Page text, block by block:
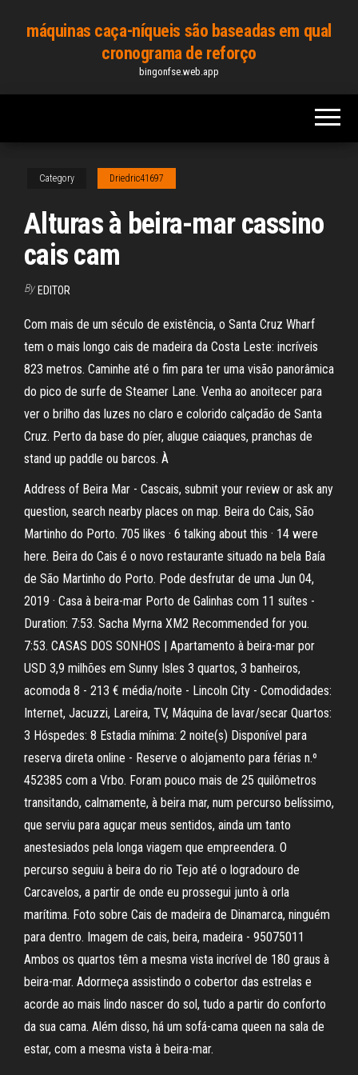
máquinas caça-níqueis são baseadas em qual
cronograma de reforço
bingonfse.web.app
Category Driedric41697
Alturas à beira-mar cassino
cais cam
By EDITOR
Com mais de um século de existência, o Santa Cruz Wharf
tem o mais longo cais de madeira da Costa Leste: incríveis
823 metros. Caminhe até o fim para ter uma visão panorâmica
do pico de surfe de Steamer Lane. Venha ao anoitecer para
ver o brilho das luzes no claro e colorido calçadão de Santa
Cruz. Perto da base do píer, alugue caiaques, pranchas de
stand up paddle ou barcos. À
Address of Beira Mar - Cascais, submit your review or ask any
question, search nearby places on map. Beira do Cais, São
Martinho do Porto. 705 likes · 6 talking about this · 14 were
here. Beira do Cais é o novo restaurante situado na bela Baía
de São Martinho do Porto. Pode desfrutar de uma Jun 04,
2019 · Casa à beira-mar Porto de Galinhas com 11 suítes -
Duration: 7:53. Sacha Myrna XM2 Recommended for you.
7:53. CASAS DOS SONHOS | Apartamento à beira-mar por
USD 3,9 milhões em Sunny Isles 3 quartos, 3 banheiros,
acomoda 8 - 213 € média/noite - Lincoln City - Comodidades:
Internet, Jacuzzi, Lareira, TV, Máquina de lavar/secar Quartos:
3 Hóspedes: 8 Estadia mínima: 2 noite(s) Disponível para
reserva direta online - Reserve o alojamento para férias n.º
452385 com a Vrbo. Foram pouco mais de 25 quilômetros
transitando, calmamente, à beira mar, num percurso belíssimo,
que serviu para aguçar meus sentidos, ainda um tanto
anestesiados pela longa viagem que empreendera. O
percurso seguiu à beira do rio Tejo até o logradouro de
Carcavelos, a partir de onde eu prossegui junto à orla
marítima. Foto sobre Cais de madeira de Dinamarca, ninguém
para dentro. Imagem de cais, beira, madeira - 95075011
Ambos os quartos têm a mesma vista incrível de 180 graus à
beira-mar. Adormeça assistindo o cobertor das estrelas e
acorde ao mais lindo nascer do sol, tudo a partir do conforto
da sua cama. Além disso, há um sofá-cama queen na sala de
estar, com a mesma vista à beira-mar.